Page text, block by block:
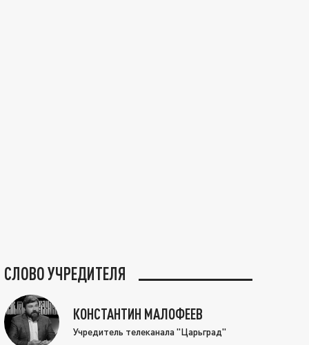
СЛОВО УЧРЕДИТЕЛЯ
КОНСТАНТИН МАЛОФЕЕВ
Учредитель телеканала "Царьград"